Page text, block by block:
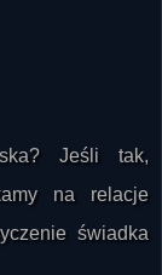
Jeśli tak,
na relacje
świadka